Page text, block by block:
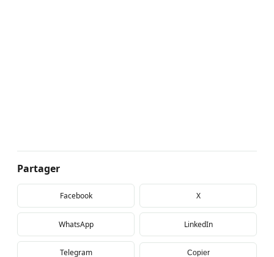
Partager
Facebook X
WhatsApp LinkedIn
Telegram Copier